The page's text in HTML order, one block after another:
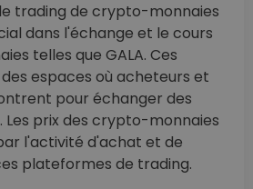
trading de crypto-monnaies
dans l'échange et le cours
telles que GALA. Ces
espaces où acheteurs et
pour échanger des
prix des crypto-monnaies
l'activité d'achat et de
plateformes de trading.